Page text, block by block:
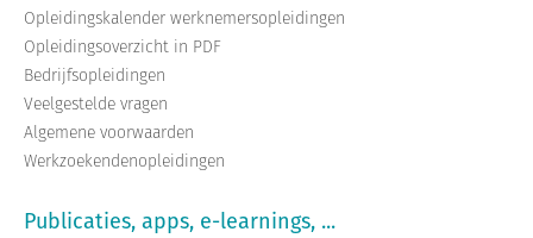
Opleidingskalender werknemersopleidingen
Opleidingsoverzicht in PDF
Bedrijfsopleidingen
Veelgestelde vragen
Algemene voorwaarden
Werkzoekendenopleidingen
Publicaties, apps, e-learnings, ...